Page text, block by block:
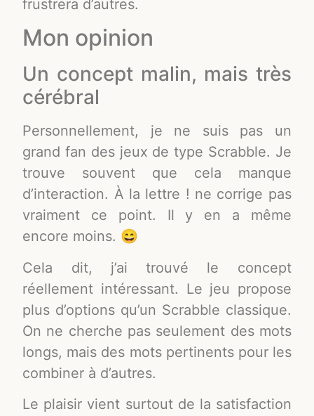
frustrera d’autres.
Mon opinion
Un concept malin, mais très
cérébral
Personnellement, je ne suis pas un
grand fan des jeux de type Scrabble. Je
trouve souvent que cela manque
d’interaction. À la lettre ! ne corrige pas
vraiment ce point. Il y en a même
encore moins. 😄
Cela dit, j’ai trouvé le concept
réellement intéressant. Le jeu propose
plus d’options qu’un Scrabble classique.
On ne cherche pas seulement des mots
longs, mais des mots pertinents pour les
combiner à d’autres.
Le plaisir vient surtout de la satisfaction